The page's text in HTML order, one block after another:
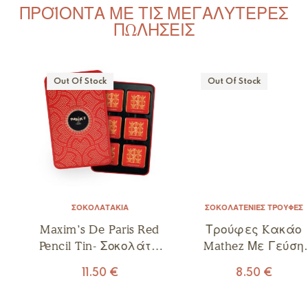
ΠΡΟΪΟΝΤΑ ΜΕ ΤΙΣ ΜΕΓΑΛΥΤΕΡΕΣ
ΠΩΛΗΣΕΙΣ
Out Of Stock
ΣΟΚΟΛΑΤΆΚΙΑ
Maxim’s De Paris Red
Pencil Tin- Σοκολάτα
€
Out Of Stock
ΣΟΚΟΛΑΤΈΝΙΕΣ ΤΡΟΎΦΕΣ
Τρούφες Kακάο
Mathez Με Γεύση
8.50€